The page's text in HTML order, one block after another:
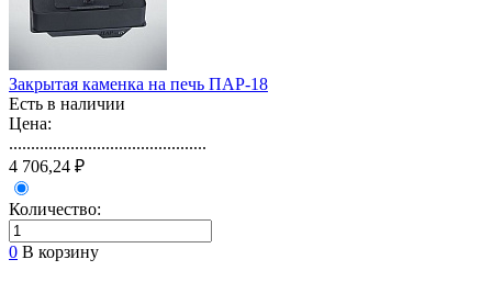
Закрытая каменка на печь ПАР-18
Есть в наличии
Цена:
.............................................
4 706,24 ₽
Количество:
0 В корзину